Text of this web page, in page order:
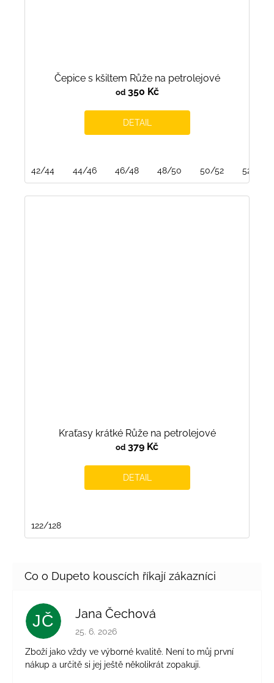
Čepice s kšiltem Růže na petrolejové
od350 Kč
DETAIL
42/44 44/46 46/48 48/50 50/52 52/54
Kraťasy krátké Růže na petrolejové
od 379 Kč
DETAIL
122/128
JČ Jana Čechová
Hodnocení obchodu je 5 z 5 hvězdiček.
25. 6. 2026
Zboží jako vždy ve výborné kvalitě. Není to můj první
nákup a určitě si jej ještě několikrát zopakuji.